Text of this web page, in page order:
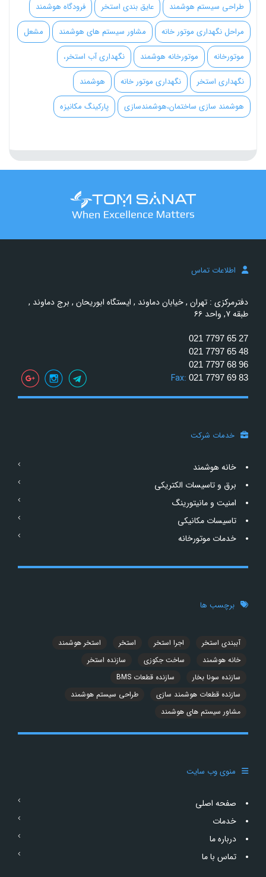
طراحی سیستم هوشمند
عایق بندی استخر
فرودگاه هوشمند
مراحل نگهداری موتور خانه
مشاور سیستم های هوشمند
مشعل
موتورخانه
موتورخانه هوشمند
نگهداری آب استخر،
نگهداری استخر
نگهداری موتور خانه
هوشمند
هوشمند سازی ساختمان،هوشمندسازی
پارکینگ مکانیزه
اطلاعات تماس
دفترمرکزی : تهران , خیابان دماوند , ایستگاه ابوریحان , برج دماوند ,
طبقه ۷, واحد ۶۶
021 7797 65 27
021 7797 65 48
021 7797 68 96
021 7797 69 83
Fax:
خدمات شرکت
خانه هوشمند
برق و تاسیسات الکتریکی
امنیت و مانیتورینگ
تاسیسات مکانیکی
خدمات موتورخانه
برچسب ها
آببندی استخر اجرا استخر استخر
استخر هوشمند
خانه هوشمند
ساخت جکوزی
سازنده استخر
سازنده سونا بخار
سازنده قطعات BMS
سازنده قطعات هوشمند سازی
طراحی سیستم هوشمند
مشاور سیستم های هوشمند
منوی وب سایت
صفحه اصلی
خدمات
درباره ما
تماس با ما